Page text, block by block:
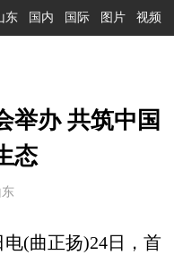
东 国内 国际 图片 视频
举办 共筑中国
态
(曲正扬)24日，首